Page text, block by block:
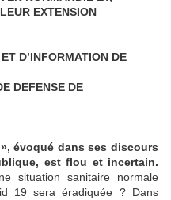
EXTENSION
D’INFORMATION DE
DEFENSE DE
évoqué dans ses discours
est flou et incertain.
situation sanitaire normale
19 sera éradiquée ? Dans